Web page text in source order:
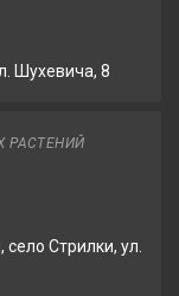
Шухевича, 8
РАСТЕНИЙ
Стрилки, ул.